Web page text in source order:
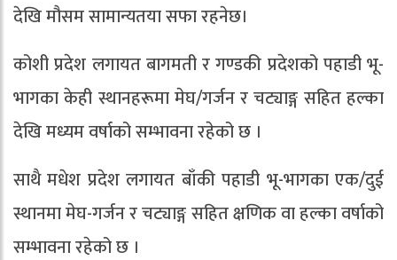
देखि मौसम सामान्यतया सफा रहनेछ।
कोशी प्रदेश लगायत बागमती र गण्डकी प्रदेशको पहाडी भू-
भागका केही स्थानहरूमा मेघ/गर्जन र चट्याङ्ग सहित हल्का
देखि मध्यम वर्षाको सम्भावना रहेको छ ।
साथै मधेश प्रदेश लगायत बाँकी पहाडी भू-भागका एक/दुई
स्थानमा मेघ-गर्जन र चट्याङ्ग सहित क्षणिक वा हल्का वर्षाको
सम्भावना रहेको छ ।